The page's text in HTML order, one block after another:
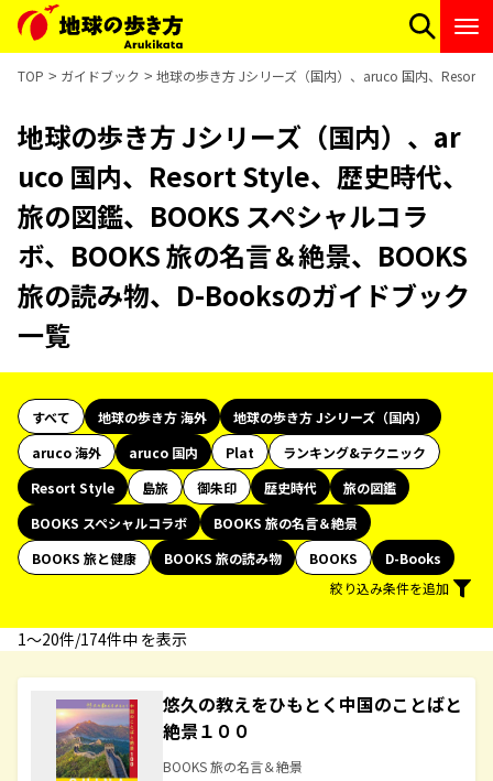
TOP ガイドブック 地球の歩き方 Jシリーズ（国内）、aruco 国内、Resort
地球の歩き方 Jシリーズ（国内）、ar
uco 国内、Resort Style、歴史時代、
旅の図鑑、BOOKS スペシャルコラ
ボ、BOOKS 旅の名言＆絶景、BOOKS
旅の読み物、D-Booksのガイドブック
一覧
すべて 地球の歩き方 海外
地球の歩き方 Jシリーズ（国内）
aruco 海外
aruco 国内 Plat
ランキング&テクニック
Resort Style
島旅 御朱印 歴史時代
旅の図鑑
BOOKS スペシャルコラボ
BOOKS 旅の名言＆絶景
BOOKS 旅と健康
BOOKS 旅の読み物 BOOKS
D-Books
絞り込み条件を追加
1〜20件/174件中 を表示
悠久の教えをひもとく中国のことばと
絶景１００
BOOKS 旅の名言＆絶景